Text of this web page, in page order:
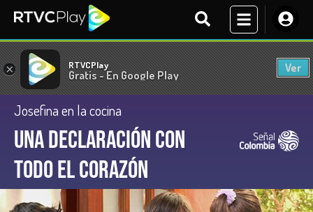
× RTVCPlay
Gratis - En Google Play
Ver
Josefina en la cocina
Una declaración con
todo el corazón